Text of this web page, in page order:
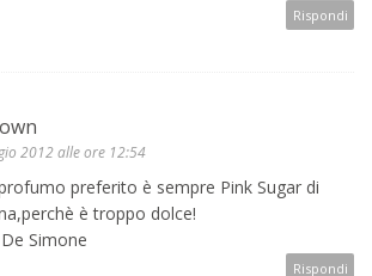
Rispondi
2012 alle ore 12:54
preferito è sempre Pink Sugar di
è troppo dolce!
Simone
Rispondi